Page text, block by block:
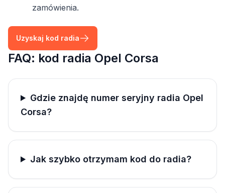
zamówienia.
Uzyskaj kod radia
FAQ: kod radia Opel Corsa
Gdzie znajdę numer seryjny radia Opel
Corsa?
Jak szybko otrzymam kod do radia?